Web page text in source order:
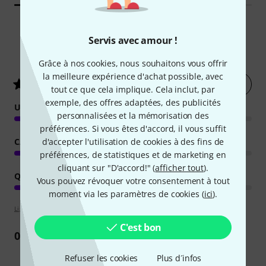
Servis avec amour !
Grâce à nos cookies, nous souhaitons vous offrir
la meilleure expérience d'achat possible, avec
tout ce que cela implique. Cela inclut, par
exemple, des offres adaptées, des publicités
personnalisées et la mémorisation des
préférences. Si vous êtes d'accord, il vous suffit
d'accepter l'utilisation de cookies à des fins de
préférences, de statistiques et de marketing en
cliquant sur "D'accord!" (afficher tout).
Vous pouvez révoquer votre consentement à tout
moment via les paramètres de cookies (ici).
C'est bon
Refuser les cookies Plus d´infos
4/ 5 Évaluer
UTILISATION
CARACTÉRISTIQUES
QUALITÉ DE FABRICATION
Lignes directrices d'évaluation
0Commentaire